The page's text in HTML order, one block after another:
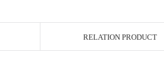
RELATION PRODUCT